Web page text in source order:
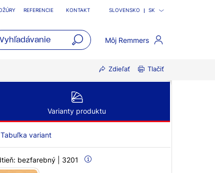
REFERENCIE KONTAKT SLOVENSKO SK
Môj Remmers
Zdieľať Tlačiť
Varianty produktu
variant
bezfarebný | 3201